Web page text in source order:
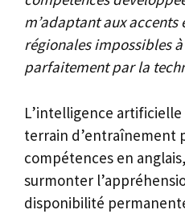
m’adaptant aux accents
régionales impossibles
parfaitement par la
L’intelligence
terrain d’entraînement
compétences en
surmonter
disponibilité